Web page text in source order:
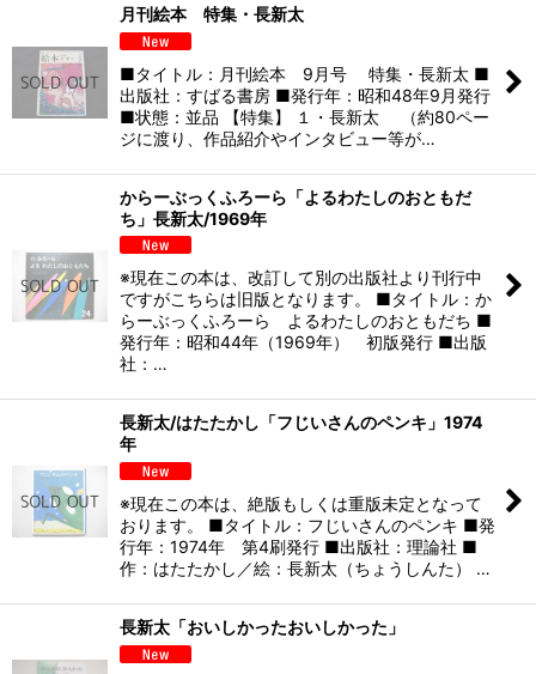
月刊絵本 特集・長新太
■タイトル：月刊絵本 9月号 特集・長新太 ■
出版社：すばる書房 ■発行年：昭和48年9月発行
■状態：並品 【特集】 １・長新太 （約80ペー
ジに渡り、作品紹介やインタビュー等が…
からーぶっくふろーら「よるわたしのおともだ
ち」長新太/1969年
※現在この本は、改訂して別の出版社より刊行中
ですがこちらは旧版となります。 ■タイトル：か
らーぶっくふろーら よるわたしのおともだち ■
発行年：昭和44年（1969年） 初版発行 ■出版
社：…
長新太/はたたかし「フじいさんのペンキ」1974
年
※現在この本は、絶版もしくは重版未定となって
おります。 ■タイトル：フじいさんのペンキ ■発
行年：1974年 第4刷発行 ■出版社：理論社 ■
作：はたたかし／絵：長新太（ちょうしんた） …
長新太「おいしかったおいしかった」